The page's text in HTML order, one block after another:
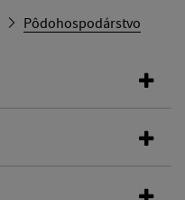
Pôdohospodárstvo